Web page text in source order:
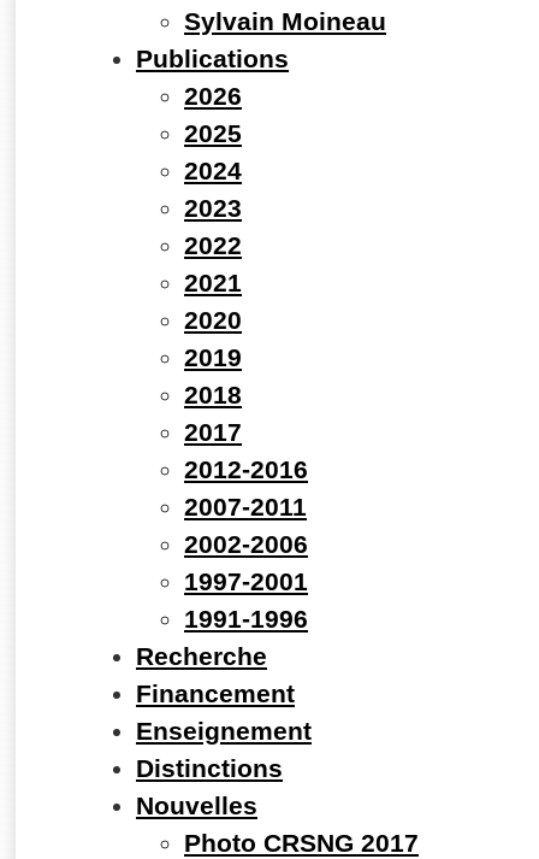
Sylvain Moineau
Publications
2026
2025
2024
2023
2022
2021
2020
2019
2018
2017
2012-2016
2007-2011
2002-2006
1997-2001
1991-1996
Recherche
Financement
Enseignement
Distinctions
Nouvelles
Photo CRSNG 2017